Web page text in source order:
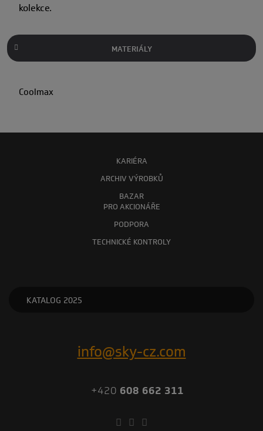
kolekce.
MATERIÁLY
Coolmax
KARIÉRA
ARCHIV VÝROBKŮ
BAZAR
PRO AKCIONÁŘE
PODPORA
TECHNICKÉ KONTROLY
KATALOG 2025
info@sky-cz.com
+420 608 662 311